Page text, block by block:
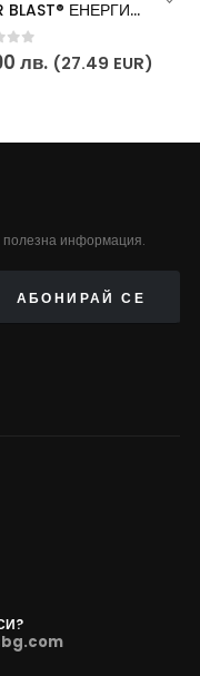
OVER BLAST® ЕНЕРГИЕН ГЕЛ ЗА КЪСИ РАЗСТОЯНИЯ STC Nutrition
of 5
лв. (27.49 EUR)
полезна информация.